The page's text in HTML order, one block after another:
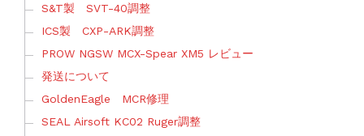
S&T製 SVT-40調整
ICS製 CXP-ARK調整
PROW NGSW MCX-Spear XM5 レビュー
発送について
GoldenEagle MCR修理
SEAL Airsoft KC02 Ruger調整